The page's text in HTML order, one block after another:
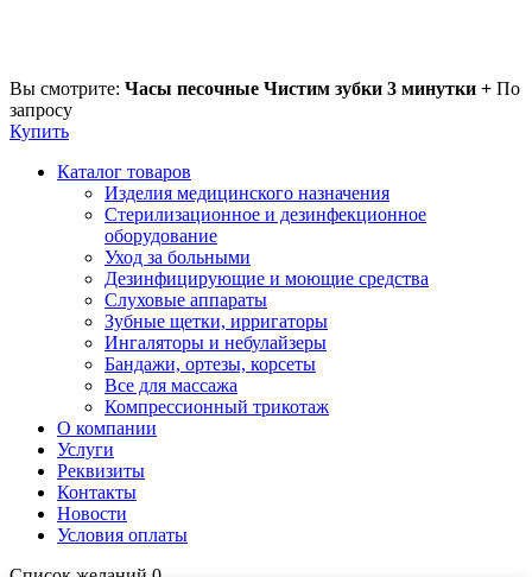
Вы смотрите: Часы песочные Чистим зубки 3 минутки + По
запросу
Купить
Каталог товаров
Изделия медицинского назначения
Стерилизационное и дезинфекционное
оборудование
Уход за больными
Дезинфицирующие и моющие средства
Слуховые аппараты
Зубные щетки, ирригаторы
Ингаляторы и небулайзеры
Бандажи, ортезы, корсеты
Все для массажа
Компрессионный трикотаж
О компании
Услуги
Реквизиты
Контакты
Новости
Условия оплаты